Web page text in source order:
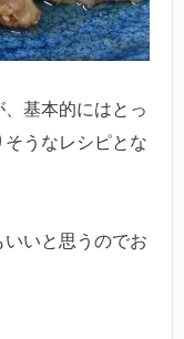
基本的にはとっ
うなレシピとな
いと思うのでお